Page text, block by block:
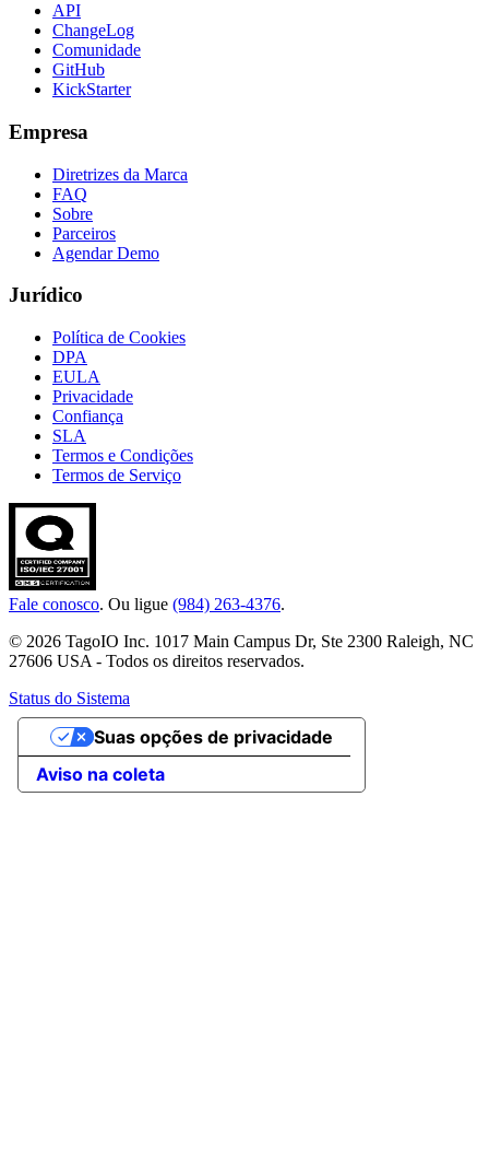
API
ChangeLog
Comunidade
GitHub
KickStarter
Empresa
Diretrizes da Marca
FAQ
Sobre
Parceiros
Agendar Demo
Jurídico
Política de Cookies
DPA
EULA
Privacidade
Confiança
SLA
Termos e Condições
Termos de Serviço
Fale conosco. Ou ligue (984) 263-4376.
© 2026 TagoIO Inc. 1017 Main Campus Dr, Ste 2300 Raleigh, NC
27606 USA - Todos os direitos reservados.
Status do Sistema
Aviso na coleta
Suas opções de privacidade